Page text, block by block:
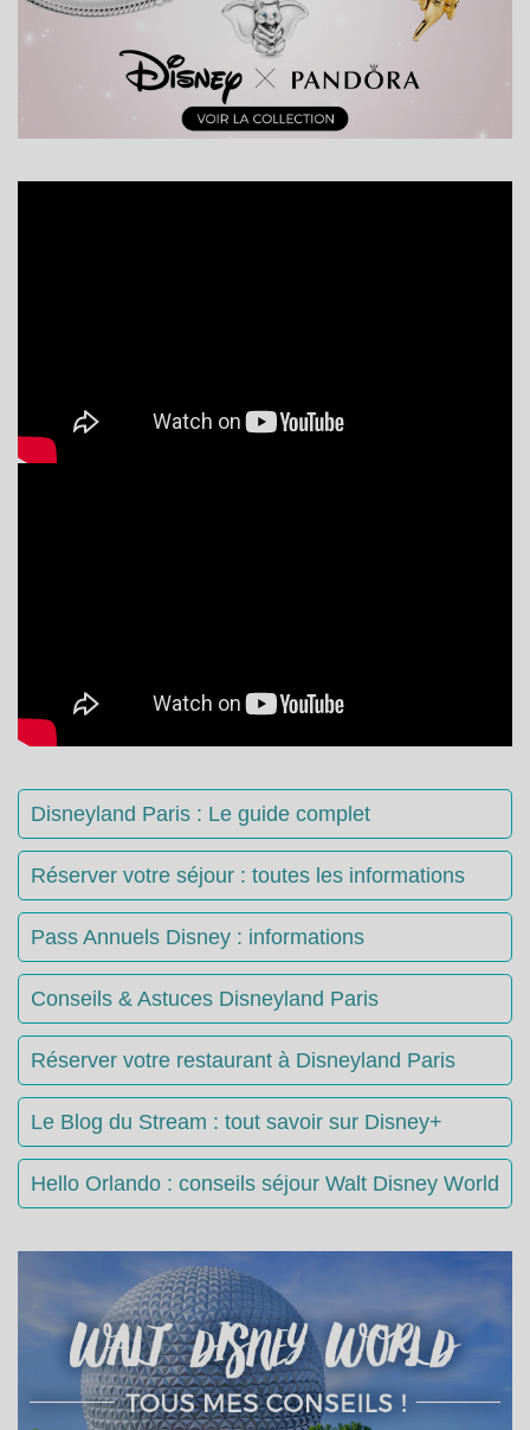
Disneyland Paris : Le guide complet
Réserver votre séjour : toutes les informations
Pass Annuels Disney : informations
Conseils & Astuces Disneyland Paris
Réserver votre restaurant à Disneyland Paris
Le Blog du Stream : tout savoir sur Disney+
Hello Orlando : conseils séjour Walt Disney World